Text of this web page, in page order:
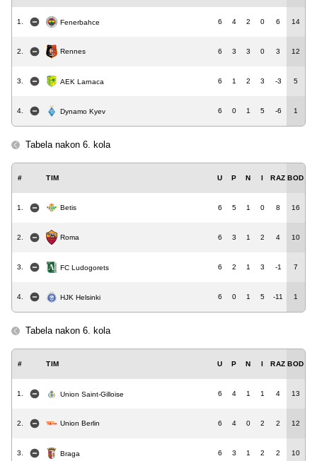
1. Fenerbahce 6 4 2 0 6 14
2. Rennes 6 3 3 0 3 12
3. AEK Larnaca 6 1 2 3 -3 5
4. Dynamo Kyev 6 0 1 5 -6 1
Tabela nakon 6. kola
# TIM U P N I RAZ BOD
1. Betis 6 5 1 0 8 16
2. Roma 6 3 1 2 4 10
3. FC Ludogorets 6 2 1 3 -1 7
4. HJK Helsinki 6 0 1 5 -11 1
Tabela nakon 6. kola
# TIM U P N I RAZ BOD
1. Union Saint-Gilloise 6 4 1 1 4 13
2. Union Berlin 6 4 0 2 2 12
3. Braga 6 3 1 2 2 10